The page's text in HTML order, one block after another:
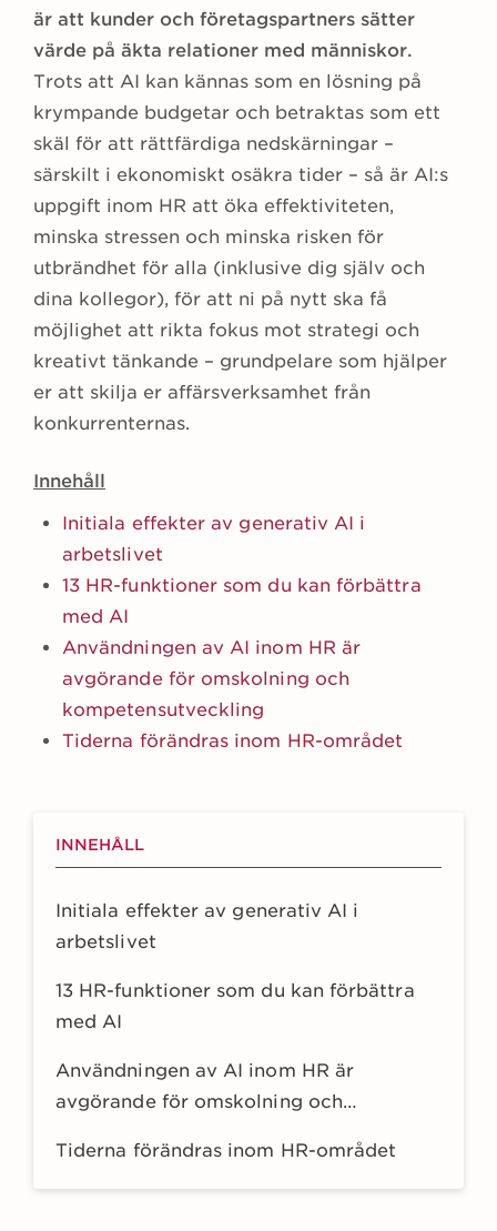
är att kunder och företagspartners sätter
värde på äkta relationer med människor.
Trots att AI kan kännas som en lösning på
krympande budgetar och betraktas som ett
skäl för att rättfärdiga nedskärningar –
särskilt i ekonomiskt osäkra tider – så är AI:s
uppgift inom HR att öka effektiviteten,
minska stressen och minska risken för
utbrändhet för alla (inklusive dig själv och
dina kollegor), för att ni på nytt ska få
möjlighet att rikta fokus mot strategi och
kreativt tänkande – grundpelare som hjälper
er att skilja er affärsverksamhet från
konkurrenternas.
Innehåll
Initiala effekter av generativ AI i
arbetslivet
13 HR-funktioner som du kan förbättra
med AI
Användningen av AI inom HR är
avgörande för omskolning och
kompetensutveckling
Tiderna förändras inom HR-området
INNEHÅLL
Initiala effekter av generativ AI i
arbetslivet
13 HR-funktioner som du kan förbättra
med AI
Användningen av AI inom HR är
avgörande för omskolning och
Tiderna förändras inom HR-området